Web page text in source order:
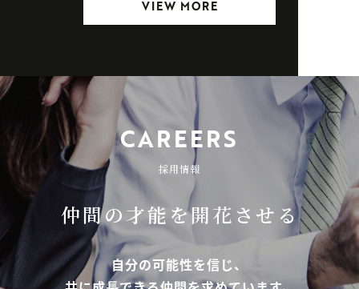
VIEW MORE
CAREERS
採用情報
仲間の才能を開花させる
自分の可能性を信じ、